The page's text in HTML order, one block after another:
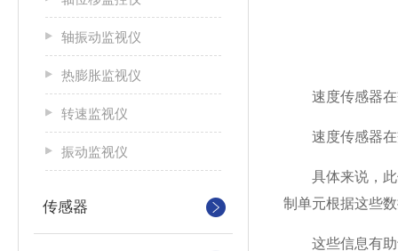
轴振动监视仪
热膨胀监视仪
转速监视仪
振动监视仪
传感器
速度传感器在
速度传感器在交
具体来说，此传
制单元根据这些
这些信息有助